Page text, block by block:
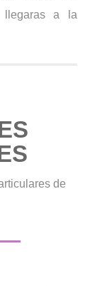
llegaras a la
de